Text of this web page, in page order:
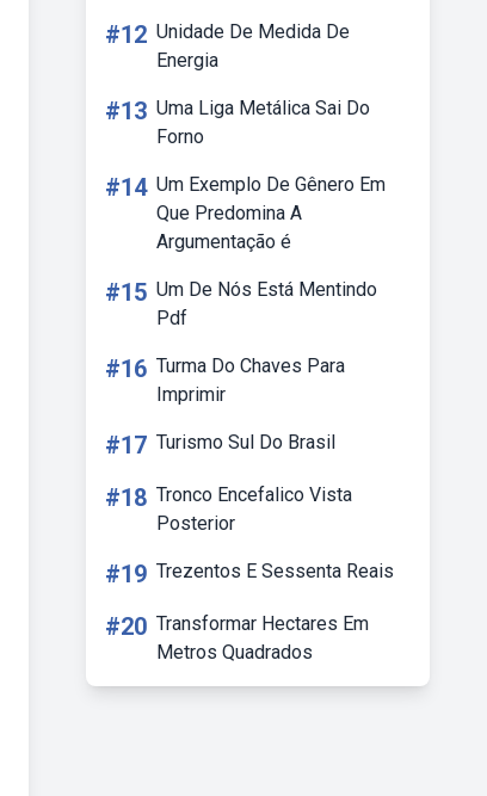
#12 Unidade De Medida De
Energia
#13 Uma Liga Metálica Sai Do
Forno
#14 Um Exemplo De Gênero Em
Que Predomina A
Argumentação é
#15 Um De Nós Está Mentindo
Pdf
#16 Turma Do Chaves Para
Imprimir
#17 Turismo Sul Do Brasil
#18 Tronco Encefalico Vista
Posterior
#19 Trezentos E Sessenta Reais
#20 Transformar Hectares Em
Metros Quadrados